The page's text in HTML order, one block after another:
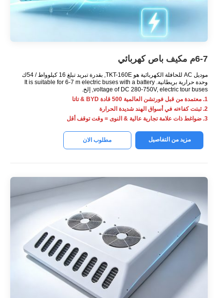
6-7م مكيف باص كهربائي
موديل AC للحافلة الكهربائية هو TKT-160E, بقدرة تبريد تبلغ 16 كيلوواط / 54ك
وحدة حرارية بريطانية.
It is suitable for 6-7 m electric buses with a battery
voltage of DC 280-750V, electric tour buses
, إلخ.
1. معتمدة من قبل فورتشن العالمية 500 قادة BYD & تاتا
2. ثبتت كفاءته في أسواق الهند شديدة الحرارة
3. ضواغط ذات علامة تجارية عالية & النوى = وقت توقف أقل
مزيد من التفاصيل مطلوب الان